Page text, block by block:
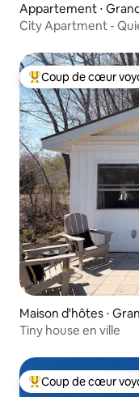
Appartement ⋅
City Apartment -
Coups de cœur
Coup de cœur
Maison d'hôtes ⋅
Tiny house en ville
Coups de cœur
Coup de cœur